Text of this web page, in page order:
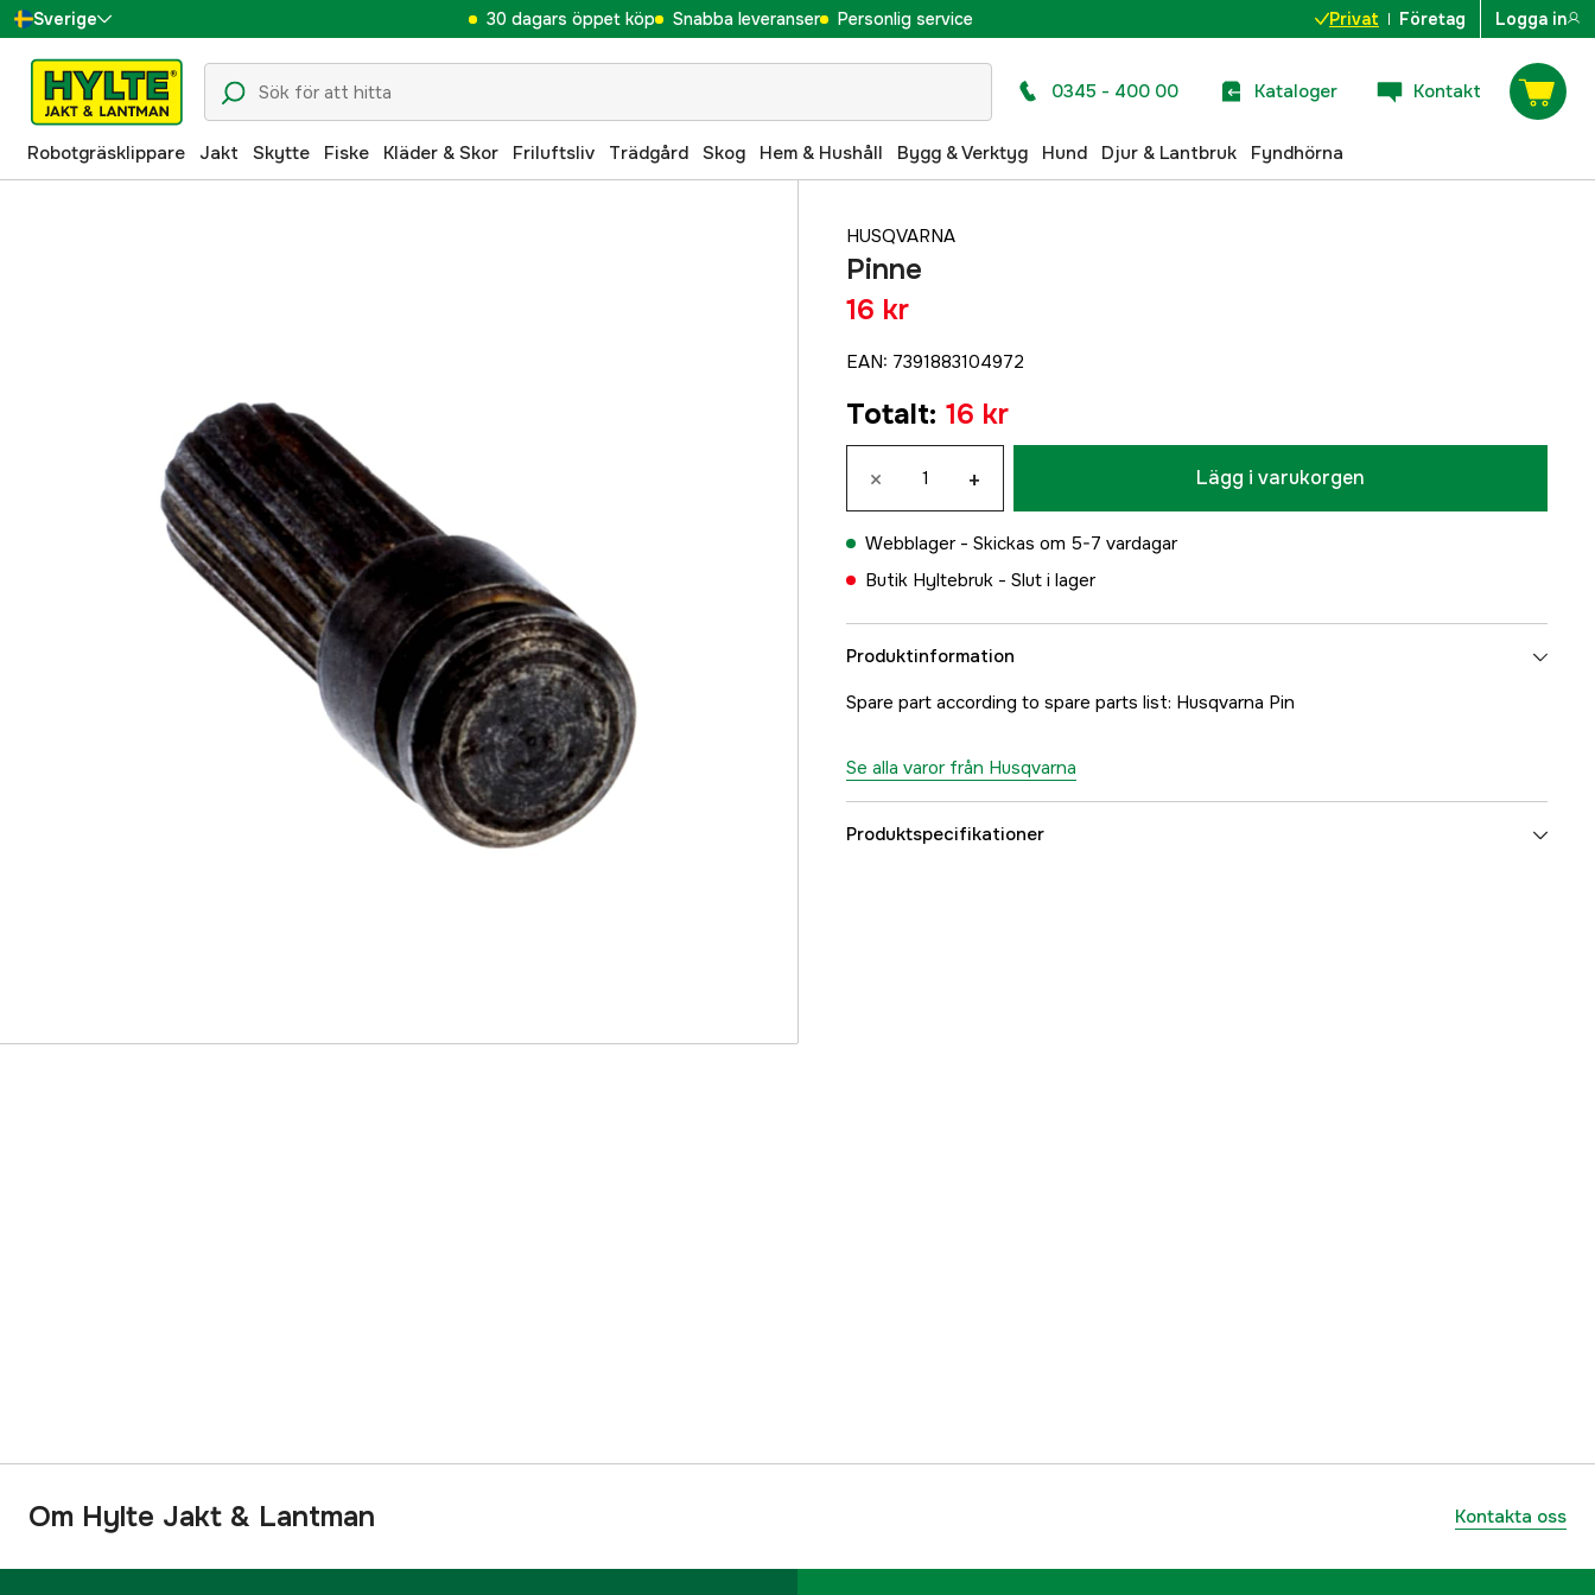
Sverige
Danmark
Suomi
Norge
30 dagars öppet köp Snabba leveranser Personlig service Privat Företag Logga in
0345 - 400 00 Kataloger Kontakt
Robotgräsklippare Jakt Skytte Fiske Kläder & Skor Friluftsliv Trädgård Skog Hem & Hushåll Bygg & Verktyg Hund Djur & Lantbruk Fyndhörna
HUSQVARNA
Pinne
16 kr
EAN: 7391883104972
Totalt: 16 kr
× + Lägg i varukorgen
Webblager - Skickas om 5-7 vardagar
Butik Hyltebruk - Slut i lager
Produktinformation
Spare part according to spare parts list: Husqvarna Pin
Se alla varor från Husqvarna
Produktspecifikationer
Om Hylte Jakt & Lantman Kontakta oss